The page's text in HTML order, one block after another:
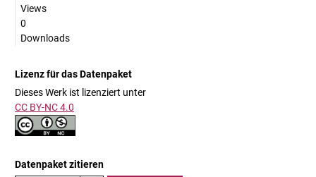
Views
0
Downloads
Lizenz für das Datenpaket
Dieses Werk ist lizenziert unter
CC BY-NC 4.0
Datenpaket zitieren